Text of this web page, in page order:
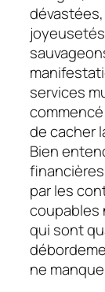
services
de cacher
Bien
par les
coupables
qui sont
ne